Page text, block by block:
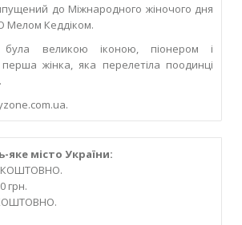
до Міжнародного жіночого дня
Мелом Кеддіком.
була великою іконою, піонером і
жінка, яка перелетіла поодинці
яке місто України:
грн.